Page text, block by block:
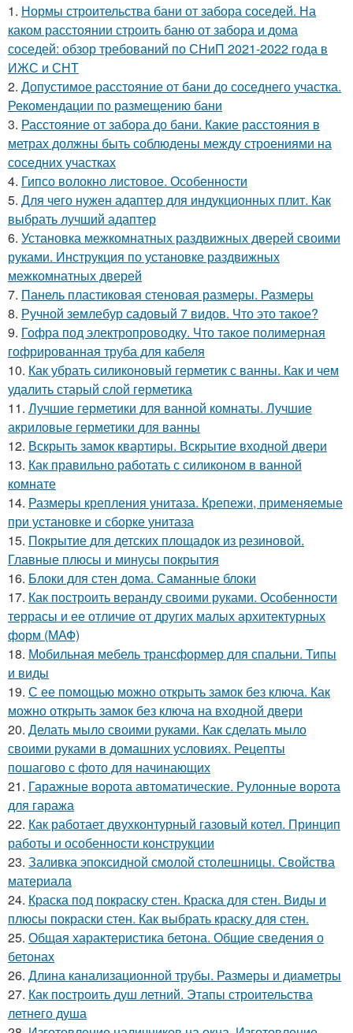
1. Нормы строительства бани от забора соседей. На
каком расстоянии строить баню от забора и дома
соседей: обзор требований по СНиП 2021-2022 года в
ИЖС и СНТ
2. Допустимое расстояние от бани до соседнего участка.
Рекомендации по размещению бани
3. Расстояние от забора до бани. Какие расстояния в
метрах должны быть соблюдены между строениями на
соседних участках
4. Гипсо волокно листовое. Особенности
5. Для чего нужен адаптер для индукционных плит. Как
выбрать лучший адаптер
6. Установка межкомнатных раздвижных дверей своими
руками. Инструкция по установке раздвижных
межкомнатных дверей
7. Панель пластиковая стеновая размеры. Размеры
8. Ручной землебур садовый 7 видов. Что это такое?
9. Гофра под электропроводку. Что такое полимерная
гофрированная труба для кабеля
10. Как убрать силиконовый герметик с ванны. Как и чем
удалить старый слой герметика
11. Лучшие герметики для ванной комнаты. Лучшие
акриловые герметики для ванны
12. Вскрыть замок квартиры. Вскрытие входной двери
13. Как правильно работать с силиконом в ванной
комнате
14. Размеры крепления унитаза. Крепежи, применяемые
при установке и сборке унитаза
15. Покрытие для детских площадок из резиновой.
Главные плюсы и минусы покрытия
16. Блоки для стен дома. Саманные блоки
17. Как построить веранду своими руками. Особенности
террасы и ее отличие от других малых архитектурных
форм (МАФ)
18. Мобильная мебель трансформер для спальни. Типы
и виды
19. С ее помощью можно открыть замок без ключа. Как
можно открыть замок без ключа на входной двери
20. Делать мыло своими руками. Как сделать мыло
своими руками в домашних условиях. Рецепты
пошагово с фото для начинающих
21. Гаражные ворота автоматические. Рулонные ворота
для гаража
22. Как работает двухконтурный газовый котел. Принцип
работы и особенности конструкции
23. Заливка эпоксидной смолой столешницы. Свойства
материала
24. Краска под покраску стен. Краска для стен. Виды и
плюсы покраски стен. Как выбрать краску для стен.
25. Общая характеристика бетона. Общие сведения о
бетонах
26. Длина канализационной трубы. Размеры и диаметры
27. Как построить душ летний. Этапы строительства
летнего душа